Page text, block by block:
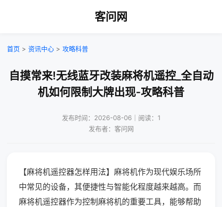
客问网
首页 > 资讯中心 > 攻略科普
自摸常来!无线蓝牙改装麻将机遥控_全自动
机如何限制大牌出现-攻略科普
发布时间：2026-08-06｜阅读：1
发布者：客问网
【麻将机遥控器怎样用法】麻将机作为现代娱乐场所
中常见的设备，其便捷性与智能化程度越来越高。而
麻将机遥控器作为控制麻将机的重要工具，能够帮助